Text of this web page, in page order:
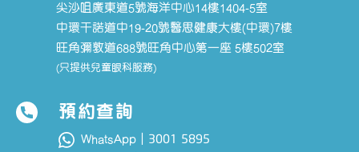
尖沙咀廣東道5號海洋中心14樓1404-5室
中環干諾道中19-20號醫思健康大樓(中環)7樓
旺角彌敦道688號旺角中心第一座 5樓502室
(只提供兒童眼科服務)
預約查詢
WhatsApp｜ 3001 5895